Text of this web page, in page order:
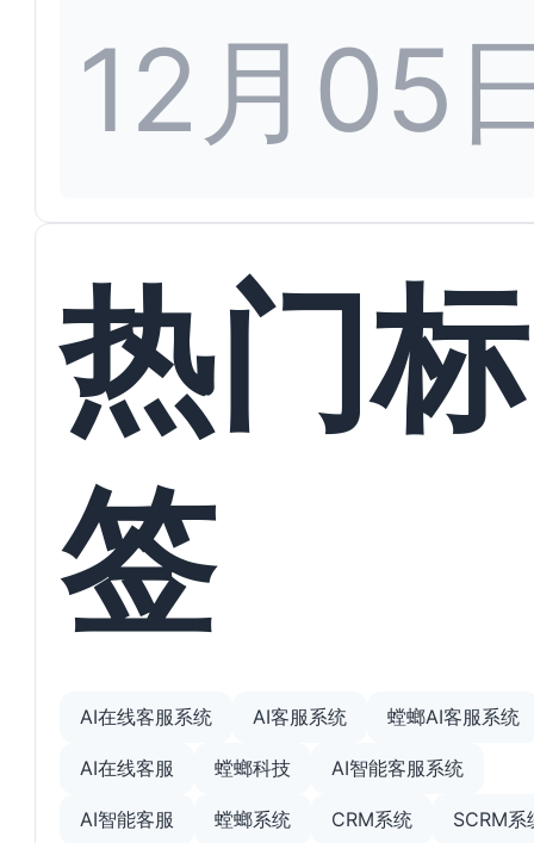
12月05
热门标
签
AI在线客服系统 AI客服系统 螳螂AI客服系统
AI在线客服 螳螂科技 AI智能客服系统
AI智能客服 螳螂系统 CRM系统 SCRM系